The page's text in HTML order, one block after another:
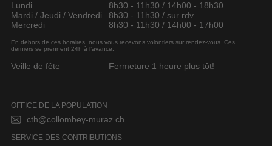
Lundi
8h30 - 11h30 / 14h00 - 18h30
Mardi / Jeudi / Vendredi
8h30 - 11h30 / sur rdv
Mercredi
8h30 - 11h30 / 14h00 - 17h00
En dehors de ces horaires, nous vous recevons volontiers sur rendez-vous. Ces
derniers se prennent 24h à l’avance.
Veille de fête Fermeture 1 heure plus tôt!
OFFICE DE LA POPULATION
cth@collombey-muraz.ch
SERVICE DES CONTRIBUTIONS